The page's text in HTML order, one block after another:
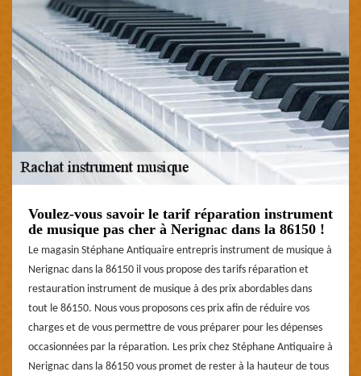
Voulez-vous savoir le tarif réparation instrument
de musique pas cher à Nerignac dans la 86150 !
Le magasin Stéphane Antiquaire entrepris instrument de musique à
Nerignac dans la 86150 il vous propose des tarifs réparation et
restauration instrument de musique à des prix abordables dans
tout le 86150. Nous vous proposons ces prix afin de réduire vos
charges et de vous permettre de vous préparer pour les dépenses
occasionnées par la réparation. Les prix chez Stéphane Antiquaire à
Nerignac dans la 86150 vous promet de rester à la hauteur de tous